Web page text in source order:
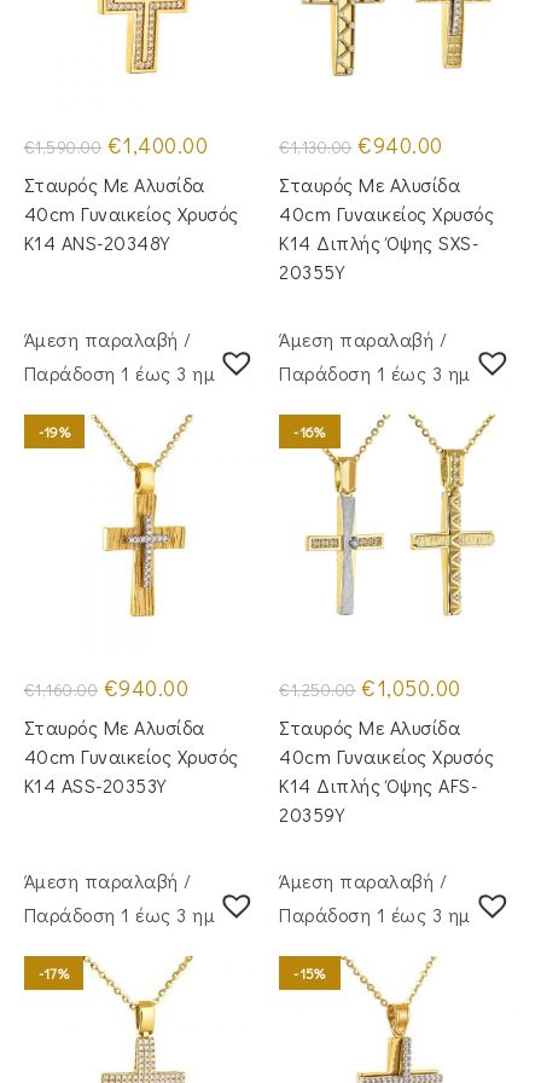
€1,590.00 Original
price
was:
€1,590.00.
€1,400.00 τρέχουσα
€1,400.00.
Σταυρός Με Αλυσίδα
40cm Γυναικείος Χρυσός
Κ14 ANS-20348Y
€1,130.00 Original
price
was:
€1,130.00.
€940.00
τιμή
είναι:
€940.00.
Σταυρός Με Αλυσίδα
40cm Γυναικείος Χρυσός
Κ14 Διπλής Όψης SXS-
20355Y
Άμεση παραλαβή /
Παράδoση 1 έως 3 ημέρες
-19%
€1,160.00 Original
price
was:
€1,160.00.
€940.00
τιμή
είναι:
€940.00.
Σταυρός Με Αλυσίδα
40cm Γυναικείος Χρυσός
Κ14 ASS-20353Y
Άμεση παραλαβή /
Παράδoση 1 έως 3 ημέρες
-16%
€1,250.00 Original
price
was:
€1,250.00.
€1,050.00
είναι:
€1,050.00.
Σταυρός Με Αλυσίδα
40cm Γυναικείος Χρυσός
Κ14 Διπλής Όψης AFS-
20359Y
Άμεση παραλαβή /
Παράδoση 1 έως 3 ημέρες
-17%
Άμεση παραλαβή /
Παράδoση 1 έως 3 ημέρες
-15%